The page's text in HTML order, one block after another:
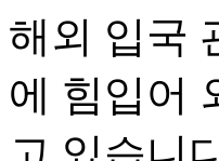
해외 입국
에 힘입어